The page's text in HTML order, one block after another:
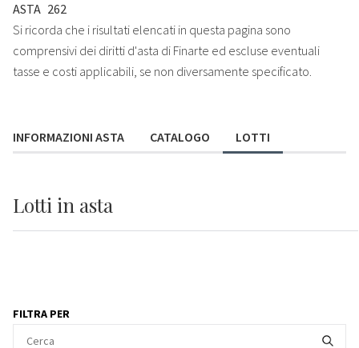
ASTA 262
Si ricorda che i risultati elencati in questa pagina sono
comprensivi dei diritti d'asta di Finarte ed escluse eventuali
tasse e costi applicabili, se non diversamente specificato.
INFORMAZIONI ASTA CATALOGO LOTTI
Lotti in asta
FILTRA PER